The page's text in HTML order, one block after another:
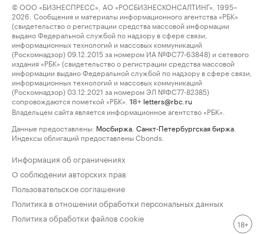
© ООО «БИЗНЕСПРЕСС», АО «РОСБИЗНЕСКОНСАЛТИНГ», 1995–
2026. Сообщения и материалы информационного агентства «РБК»
(свидетельство о регистрации средства массовой информации
выдано Федеральной службой по надзору в сфере связи,
информационных технологий и массовых коммуникаций
(Роскомнадзор) 09.12.2015 за номером ИА №ФС77-63848) и сетевого
издания «РБК» (свидетельство о регистрации средства массовой
информации выдано Федеральной службой по надзору в сфере связи,
информационных технологий и массовых коммуникаций
(Роскомнадзор) 03.12.2021 за номером ЭЛ №ФС77-82385)
сопровождаются пометкой «РБК».
18+ letters@rbc.ru
Владельцем сайта является информационное агентство «РБК».
Данные предоставлены: Мосбиржа Санкт-Петербургская биржа
Индексы облигаций предоставлены Cbonds.
Информация об ограничениях
О соблюдении авторских прав
Пользовательское соглашение
Политика в отношении обработки персональных данных
Политика обработки файлов cookie
18+